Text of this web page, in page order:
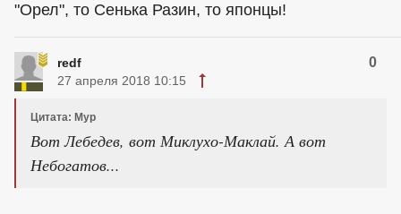
"Орел", то Сенька Разин, то японцы!
redf 0
27 апреля 2018 10:15
Цитата: Мур
Вот Лебедев, вот Миклухо-Маклай. А вот
Небогатов...